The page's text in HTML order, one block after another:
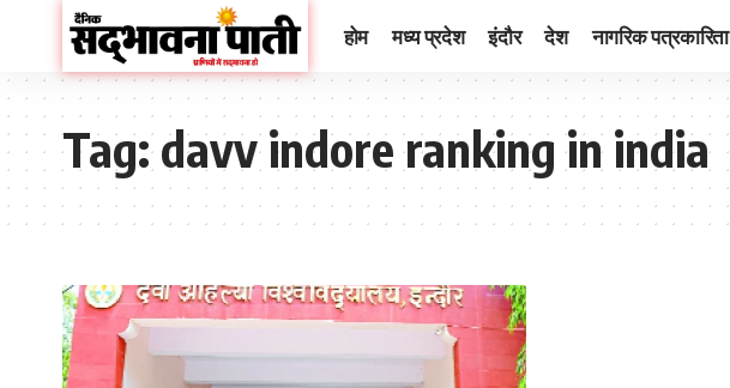
होम मध्य प्रदेश इंदौर देश नागरिक पत्रकारिता
Tag:davv indore ranking in india